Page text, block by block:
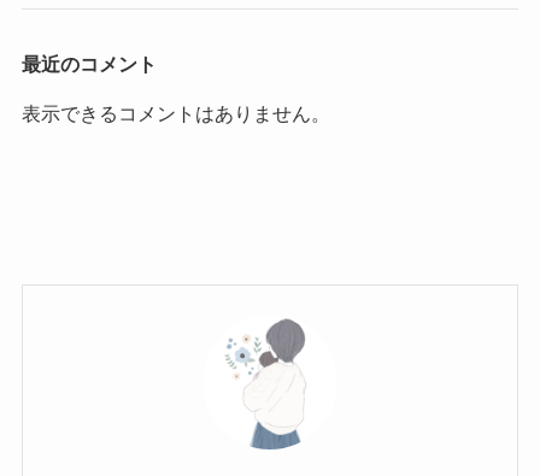
最近のコメント
表示できるコメントはありません。